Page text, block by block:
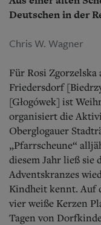
Deutschen in der
Chris W. Wagner
Für Rosi Zgorzelska
Friedersdorf
[Głogówek] ist
organisiert die
Oberglogauer
„Pfarrscheune“
diesem Jahr ließ sie
Adventskranzes
Kindheit kennt. Auf
vier weiße Kerzen
Tagen von